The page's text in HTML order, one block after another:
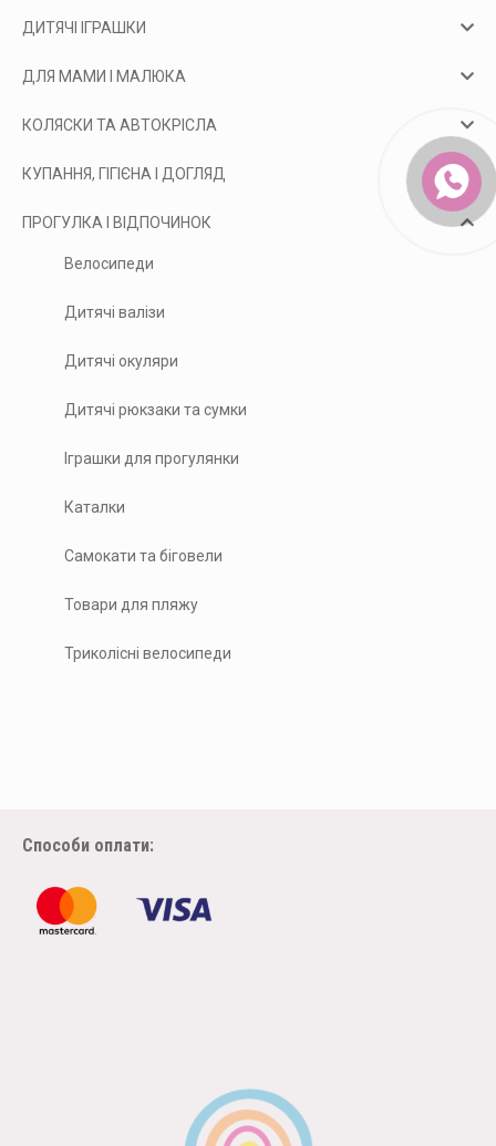
ДИТЯЧІ ІГРАШКИ
ДЛЯ МАМИ І МАЛЮКА
КОЛЯСКИ ТА АВТОКРІСЛА
КУПАННЯ, ГІГІЄНА І ДОГЛЯД
ПРОГУЛКА І ВІДПОЧИНОК
Велосипеди
Дитячі валізи
Дитячі окуляри
Дитячі рюкзаки та сумки
Іграшки для прогулянки
Каталки
Самокати та біговели
Товари для пляжу
Триколісні велосипеди
Способи оплати: